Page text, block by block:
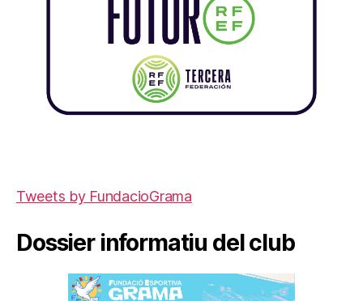
Tweets by FundacioGrama
Dossier informatiu del club